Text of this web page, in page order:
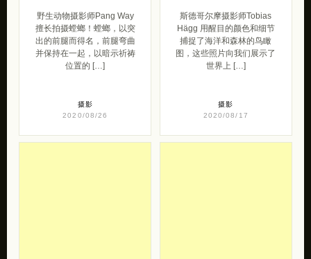
野生动物摄影师Pang Way
擅长拍摄螳螂！螳螂，以突
出的前腿而得名，前腿弯曲
并保持在一起，以暗示祈祷
位置的 […]
摄影
2020/08/26
斯德哥尔摩摄影师Tobias
Hägg 用醒目的颜色和细节
捕捉了海洋和森林的鸟瞰
图，这些照片向我们展示了
世界上 […]
摄影
2020/08/17